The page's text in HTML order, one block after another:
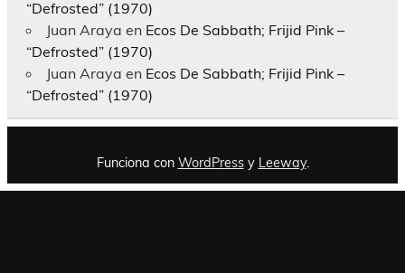
“Defrosted” (1970)
Juan Araya en Ecos De Sabbath; Frijid Pink –
“Defrosted” (1970)
Juan Araya en Ecos De Sabbath; Frijid Pink –
“Defrosted” (1970)
Funciona con WordPressy Leeway.